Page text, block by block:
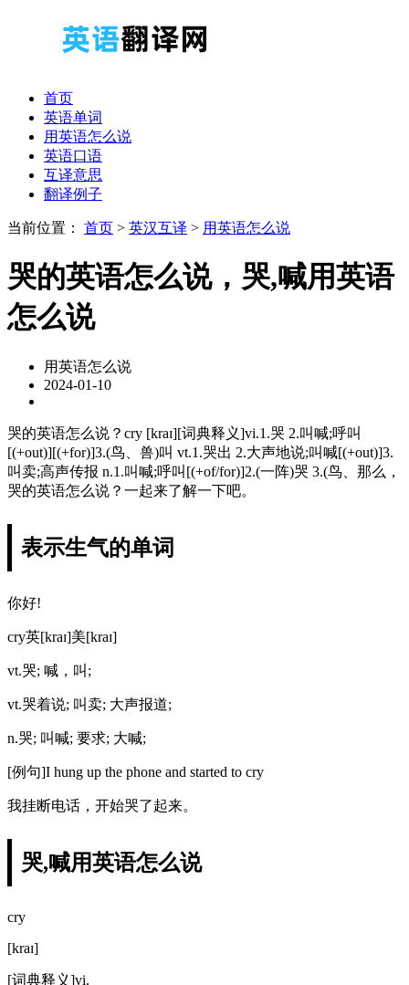
首页
英语单词
用英语怎么说
英语口语
互译意思
翻译例子
当前位置： 首页 > 英汉互译 > 用英语怎么说
哭的英语怎么说，哭,喊用英语
怎么说
用英语怎么说
2024-01-10
哭的英语怎么说？cry [kraɪ][词典释义]vi.1.哭 2.叫喊;呼叫
[(+out)][(+for)]3.(鸟、兽)叫 vt.1.哭出 2.大声地说;叫喊[(+out)]3.
叫卖;高声传报 n.1.叫喊;呼叫[(+of/for)]2.(一阵)哭 3.(鸟、那么，
哭的英语怎么说？一起来了解一下吧。
表示生气的单词
你好!
cry英[kraɪ]美[kraɪ]
vt.哭; 喊，叫;
vt.哭着说; 叫卖; 大声报道;
n.哭; 叫喊; 要求; 大喊;
[例句]I hung up the phone and started to cry
我挂断电话，开始哭了起来。
哭,喊用英语怎么说
cry
[kraɪ]
[词典释义]vi.